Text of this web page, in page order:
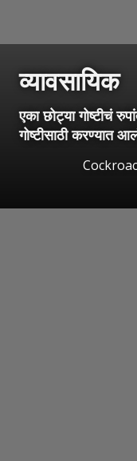
व्यावसायिक
एका छोट्या गोष्टीचं
गोष्टीसाठी